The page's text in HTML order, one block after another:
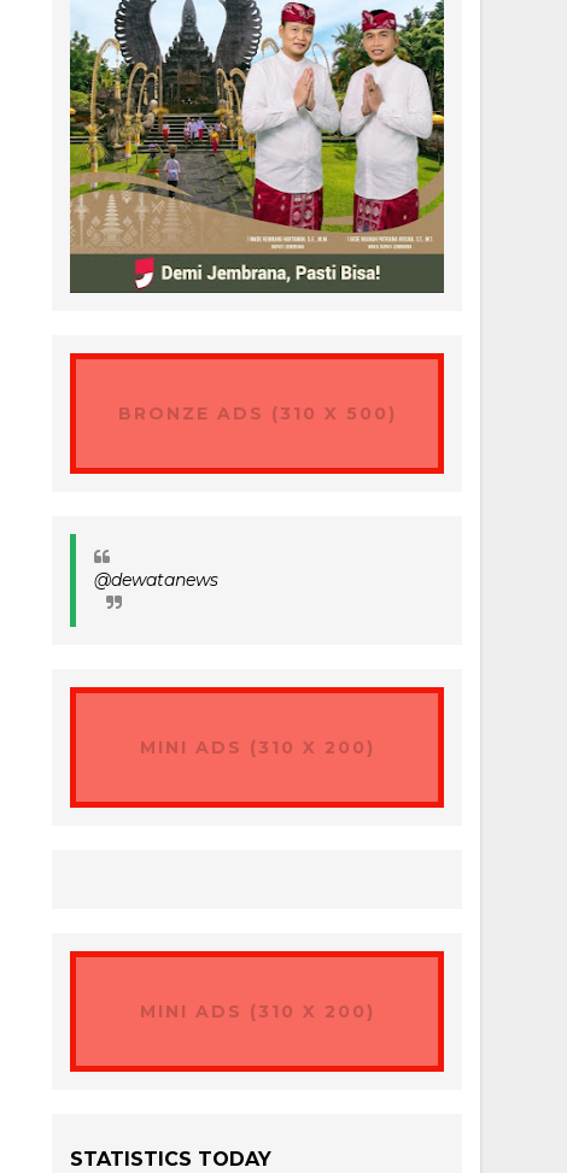
BRONZE ADS (310 X 500)
@dewatanews
MINI ADS (310 X 200)
MINI ADS (310 X 200)
STATISTICS TODAY